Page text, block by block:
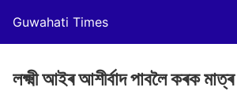
Guwahati Times
লক্ষ্মী আইৰ আশীৰ্বাদ পাবলৈ কৰক